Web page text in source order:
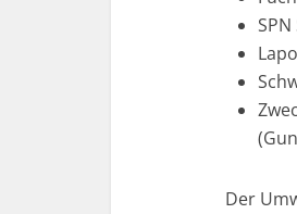
Der